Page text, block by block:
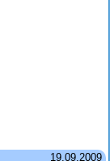
19.09.2009